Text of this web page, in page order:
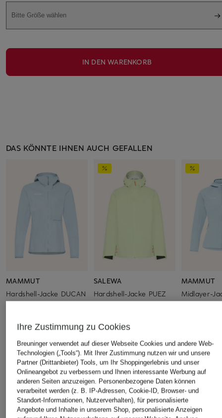
Bitte Größe wählen
IN DEN WARENKORB
DAS KÖNNTE IHNEN AUCH GEFALLEN
MAMMUT
Hardshell-Jacke DUCAN
SALEWA
Hardshell-Jacke PUEZ
Ursprünglich:
MAMMUT
Midlayer-
ÄHNLICHE ARTIKEL ENTDECKEN
Ihre Zustimmung zu Cookies
Breuninger verwendet auf dieser Webseite Cookies und andere Web-
Technologien („Tools“). Mit Ihrer Zustimmung nutzen wir und unsere
Partner (Drittanbieter) Tools, um Ihr Shoppingerlebnis und unser
Onlineangebot zu verbessern und Ihnen interessante Werbung auf
anderen Seiten anzuzeigen. Personenbezogene Daten können
verarbeitet werden (z. B. IP-Adressen, Cookie-ID, Browser- und
Standort-Informationen, Nutzerverhalten), für personalisierte
Angebote und Inhalte in unserem Shop, personalisierte Anzeigen